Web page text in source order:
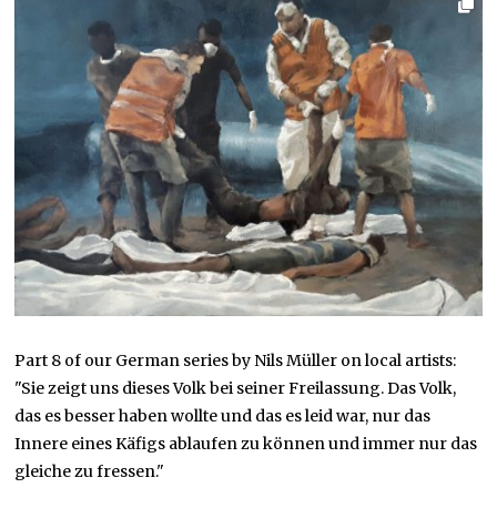
B
E
R
1
5
,
0
1
9
Part 8 of our German series by Nils Müller on local artists:
"Sie zeigt uns dieses Volk bei seiner Freilassung. Das Volk,
das es besser haben wollte und das es leid war, nur das
Innere eines Käfigs ablaufen zu können und immer nur das
gleiche zu fressen."